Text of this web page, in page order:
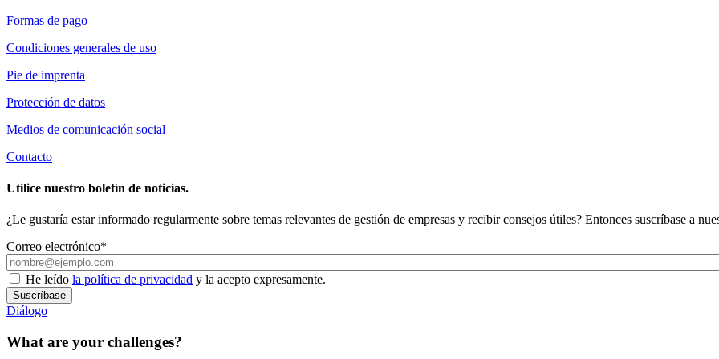
Formas de pago
Condiciones generales de uso
Pie de imprenta
Protección de datos
Medios de comunicación social
Contacto
Utilice nuestro boletín de noticias.
¿Le gustaría estar informado regularmente sobre temas relevantes de gestión de empresas y recibir consejos útiles? Entonces suscríbase a
Correo electrónico*
He leído la política de privacidad y la acepto expresamente.
Suscríbase
Diálogo
What are your challenges?